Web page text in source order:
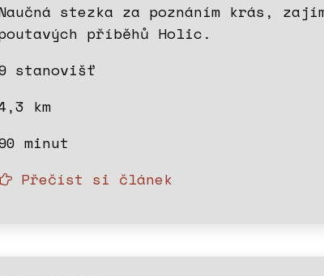
stezka za poznáním krás,
příběhů Holic.
stanovišť
km
minut
Přečíst si článek